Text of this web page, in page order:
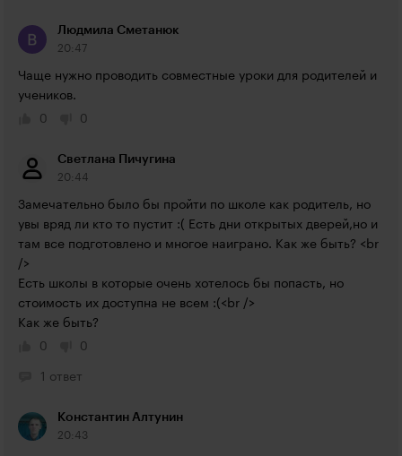
Людмила Сметанюк
20:47
Чаще нужно проводить совместные уроки для родителей и
учеников.
0
0
Светлана Пичугина
20:44
Замечательно было бы пройти по школе как родитель, но
увы вряд ли кто то пустит :( Есть дни открытых дверей,но и
там все подготовлено и многое наиграно. Как же быть? <br
/>
Есть школы в которые очень хотелось бы попасть, но
стоимость их доступна не всем :(<br />
Как же быть?
0
0
1 ответ
Константин Алтунин
20:43